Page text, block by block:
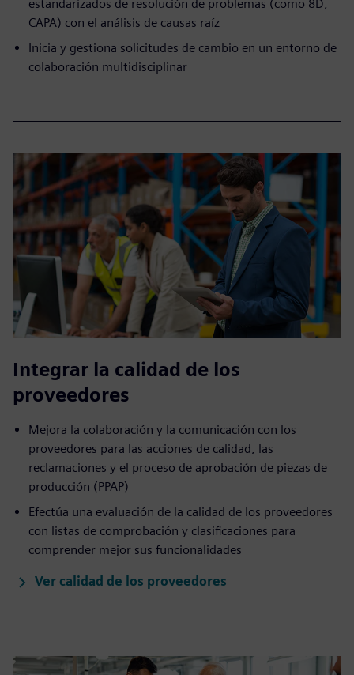
estandarizados de resolución de problemas (como 8D,
CAPA) con el análisis de causas raíz
Inicia y gestiona solicitudes de cambio en un entorno de
colaboración multidisciplinar
Integrar la calidad de los
proveedores
Mejora la colaboración y la comunicación con los
proveedores para las acciones de calidad, las
reclamaciones y el proceso de aprobación de piezas de
producción (PPAP)
Efectúa una evaluación de la calidad de los proveedores
con listas de comprobación y clasificaciones para
comprender mejor sus funcionalidades
Ver calidad de los proveedores